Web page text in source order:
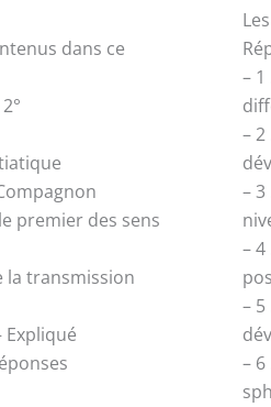
dans ce
le premier des sens
la transmission
Expliqué
–
–
–
–
–
–